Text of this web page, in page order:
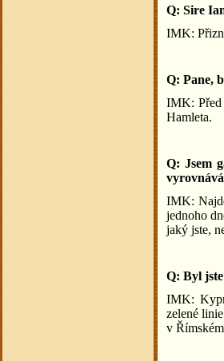
Q: Sire
IMK:
Q: Pane,
IMK: Před
Hamleta.
Q: Jsem
IMK:
jednoho
jaký jste,
Q: Byl
IMK: Kypr
zelené
v